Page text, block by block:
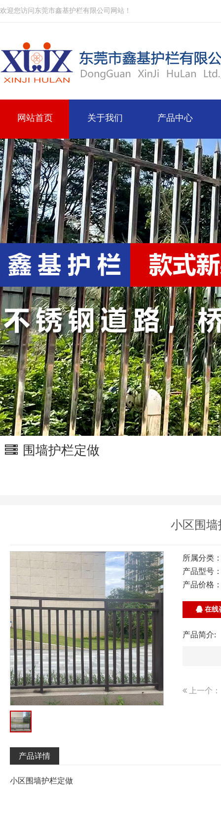
欢迎您访问东莞市鑫基护栏有限公司网站！
网站首页 关于我们 产品中心
围墙护栏定做
小区围
所属分类
产品型号
产品价格
在线
产品简介:
上一个：
产品详情
小区围墙护栏定做